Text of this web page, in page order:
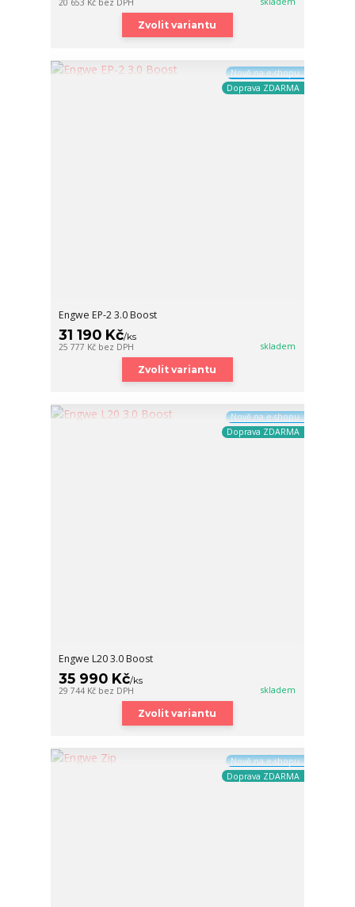
20 653 Kč bez DPH
Zvolit variantu
Nově na e-shopu
Doprava ZDARMA
Engwe EP-2 3.0 Boost
31 190 Kč/ks
25 777 Kč bez DPH skladem
Zvolit variantu
Nově na e-shopu
Doprava ZDARMA
Engwe L20 3.0 Boost
35 990 Kč/ks
29 744 Kč bez DPH skladem
Zvolit variantu
Nově na e-shopu
Doprava ZDARMA